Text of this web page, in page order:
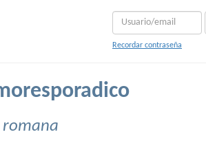
Recordar contraseña
romana